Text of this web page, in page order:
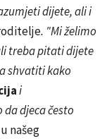
dijete, ali i
. "Mi želimo
treba pitati dijete
shvatiti kako
i
djeca često
našeg